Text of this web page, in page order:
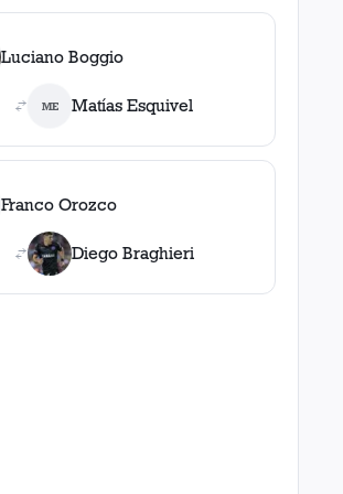
Luciano Boggio
ME Matías Esquivel
Franco Orozco
Diego Braghieri